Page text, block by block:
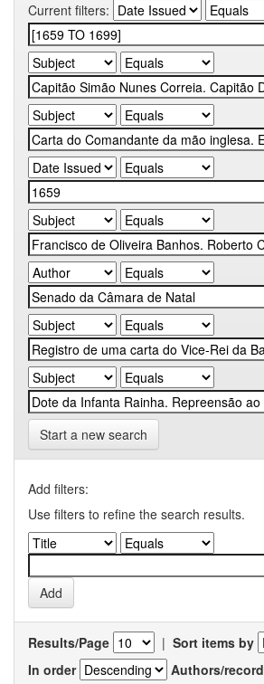
Current filters:
Start a new search
Add filters:
Use filters to refine the search results.
Results/Page | Sort items by
In order
Authors/record